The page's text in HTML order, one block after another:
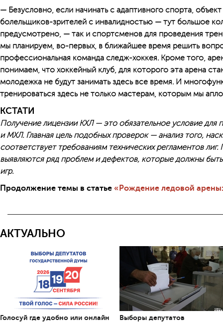
— Безусловно, если начинать с адаптивного спорта,
болельщиков-зрителей с инвалидностью — тут большое
предусмотрено, — так и спортсменов для проведения
мы планируем, во-первых, в ближайшее время решить
профессиональная команда следж-хоккея. Кроме того,
понимаем, что хоккейный клуб, для которого эта арена
молодежка не будут занимать здесь все время. И
тренироваться здесь не только мастерам, которым мы
КСТАТИ
Получение лицензии КХЛ — это обязательное условие для
и МХЛ. Главная цель подобных проверок — анализ того,
соответствует требованиям технических регламентов
выявляются ряд проблем и дефектов, которые должны
игр.
Продолжение темы в статье «Рождение ледовой
АКТУАЛЬНО
Голосуй где удобно или онлайн
Выборы депутатов